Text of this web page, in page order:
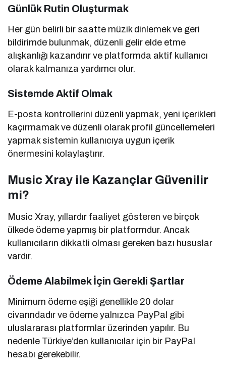
Günlük Rutin Oluşturmak
Her gün belirli bir saatte müzik dinlemek ve geri
bildirimde bulunmak, düzenli gelir elde etme
alışkanlığı kazandırır ve platformda aktif kullanıcı
olarak kalmanıza yardımcı olur.
Sistemde Aktif Olmak
E-posta kontrollerini düzenli yapmak, yeni içerikleri
kaçırmamak ve düzenli olarak profil güncellemeleri
yapmak sistemin kullanıcıya uygun içerik
önermesini kolaylaştırır.
Music Xray ile Kazançlar Güvenilir
mi?
Music Xray, yıllardır faaliyet gösteren ve birçok
ülkede ödeme yapmış bir platformdur. Ancak
kullanıcıların dikkatli olması gereken bazı hususlar
vardır.
Ödeme Alabilmek İçin Gerekli Şartlar
Minimum ödeme eşiği genellikle 20 dolar
civarındadır ve ödeme yalnızca PayPal gibi
uluslararası platformlar üzerinden yapılır. Bu
nedenle Türkiye’den kullanıcılar için bir PayPal
hesabı gerekebilir.